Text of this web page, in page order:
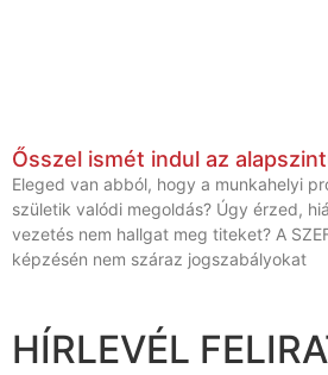
Ősszel ismét indul az
Eleged van abból, hogy a munkahelyi
születik valódi megoldás? Úgy érzed,
vezetés nem hallgat meg titeket? A
képzésén nem száraz jogszabályokat
HÍRLEVÉL